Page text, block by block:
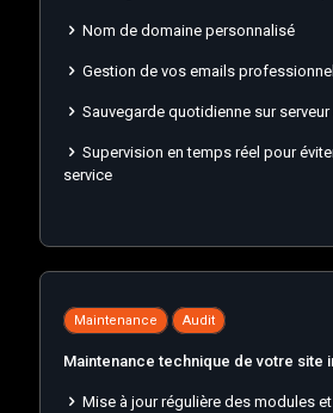
Nom de domaine personnalisé
Gestion de vos emails
Sauvegarde quotidienne sur serveur
Supervision en temps réel pour
service
Maintenance Audit
Maintenance technique de votre site
Mise à jour régulière des modules